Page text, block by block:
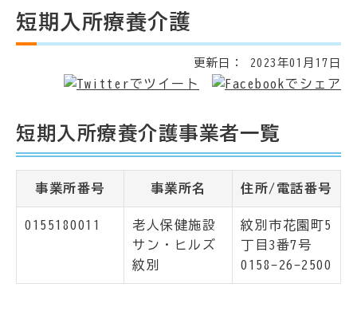
短期入所療養介護
更新日： 2023年01月17日
短期入所療養介護事業者一覧
事業所番号 事業所名 住所/電話番号
0155180011
老人保健施設
サン・ヒルズ
紋別
紋別市花園町5
丁目3番7号
0158-26-2500